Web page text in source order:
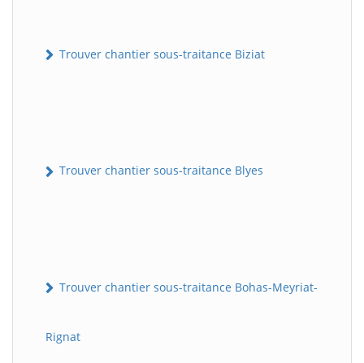
Trouver chantier sous-traitance Biziat
Trouver chantier sous-traitance Blyes
Trouver chantier sous-traitance Bohas-Meyriat-
Rignat